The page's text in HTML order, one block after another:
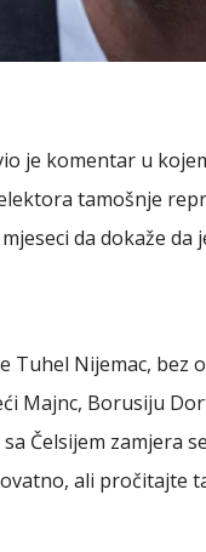
je komentar u
tamošnje
da dokaže
Tuhel Nijemac, bez
Majnc, Borusiju
Čelsijem zamjera
ali pročitajte